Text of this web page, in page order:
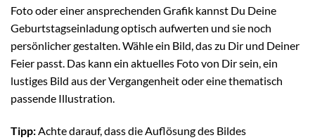
Foto oder einer ansprechenden Grafik kannst Du Deine
Geburtstagseinladung optisch aufwerten und sie noch
persönlicher gestalten. Wähle ein Bild, das zu Dir und Deiner
Feier passt. Das kann ein aktuelles Foto von Dir sein, ein
lustiges Bild aus der Vergangenheit oder eine thematisch
passende Illustration.
Tipp: Achte darauf, dass die Auflösung des Bildes